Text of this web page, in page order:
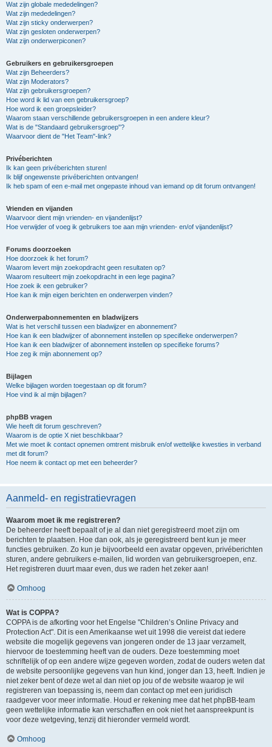
Wat zijn globale mededelingen?
Wat zijn mededelingen?
Wat zijn sticky onderwerpen?
Wat zijn gesloten onderwerpen?
Wat zijn onderwerpiconen?
Gebruikers en gebruikersgroepen
Wat zijn Beheerders?
Wat zijn Moderators?
Wat zijn gebruikersgroepen?
Hoe word ik lid van een gebruikersgroep?
Hoe word ik een groepsleider?
Waarom staan verschillende gebruikersgroepen in een andere kleur?
Wat is de "Standaard gebruikersgroep"?
Waarvoor dient de "Het Team"-link?
Privéberichten
Ik kan geen privéberichten sturen!
Ik blijf ongewenste privéberichten ontvangen!
Ik heb spam of een e-mail met ongepaste inhoud van iemand op dit forum ontvangen!
Vrienden en vijanden
Waarvoor dient mijn vrienden- en vijandenlijst?
Hoe verwijder of voeg ik gebruikers toe aan mijn vrienden- en/of vijandenlijst?
Forums doorzoeken
Hoe doorzoek ik het forum?
Waarom levert mijn zoekopdracht geen resultaten op?
Waarom resulteert mijn zoekopdracht in een lege pagina?
Hoe zoek ik een gebruiker?
Hoe kan ik mijn eigen berichten en onderwerpen vinden?
Onderwerpabonnementen en bladwijzers
Wat is het verschil tussen een bladwijzer en abonnement?
Hoe kan ik een bladwijzer of abonnement instellen op specifieke onderwerpen?
Hoe kan ik een bladwijzer of abonnement instellen op specifieke forums?
Hoe zeg ik mijn abonnement op?
Bijlagen
Welke bijlagen worden toegestaan op dit forum?
Hoe vind ik al mijn bijlagen?
phpBB vragen
Wie heeft dit forum geschreven?
Waarom is de optie X niet beschikbaar?
Met wie moet ik contact opnemen omtrent misbruik en/of wettelijke kwesties in verband
met dit forum?
Hoe neem ik contact op met een beheerder?
Aanmeld- en registratievragen
Waarom moet ik me registreren?
De beheerder heeft bepaalt of je al dan niet geregistreerd moet zijn om
berichten te plaatsen. Hoe dan ook, als je geregistreerd bent kun je meer
functies gebruiken. Zo kun je bijvoorbeeld een avatar opgeven, privéberichten
sturen, andere gebruikers e-mailen, lid worden van gebruikersgroepen, enz.
Het registreren duurt maar even, dus we raden het zeker aan!
Omhoog
Wat is COPPA?
COPPA is de afkorting voor het Engelse "Children’s Online Privacy and
Protection Act". Dit is een Amerikaanse wet uit 1998 die vereist dat iedere
website die mogelijk gegevens van jongeren onder de 13 jaar verzamelt,
hiervoor de toestemming heeft van de ouders. Deze toestemming moet
schriftelijk of op een andere wijze gegeven worden, zodat de ouders weten dat
de website persoonlijke gegevens van hun kind, jonger dan 13, heeft. Indien je
niet zeker bent of deze wet al dan niet op jou of de website waarop je wil
registreren van toepassing is, neem dan contact op met een juridisch
raadgever voor meer informatie. Houd er rekening mee dat het phpBB-team
geen wettelijke informatie kan verschaffen en ook niet het aanspreekpunt is
voor deze wetgeving, tenzij dit hieronder vermeld wordt.
Omhoog